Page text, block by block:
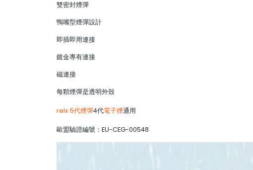
雙密封煙彈
鴨嘴型煙彈設計
即插即用連接
鍍金專有連接
磁連接
每顆煙彈是透明外殼
relx 5代煙彈4代電子煙通用
歐盟驗證編號：EU-CEG-00548